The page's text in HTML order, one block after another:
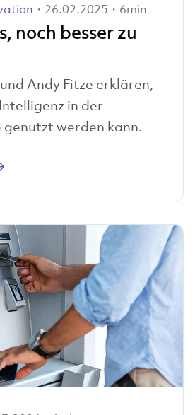
・26.02.2025・6min
noch besser zu
Andy Fitze erklären,
in der
genutzt werden kann.